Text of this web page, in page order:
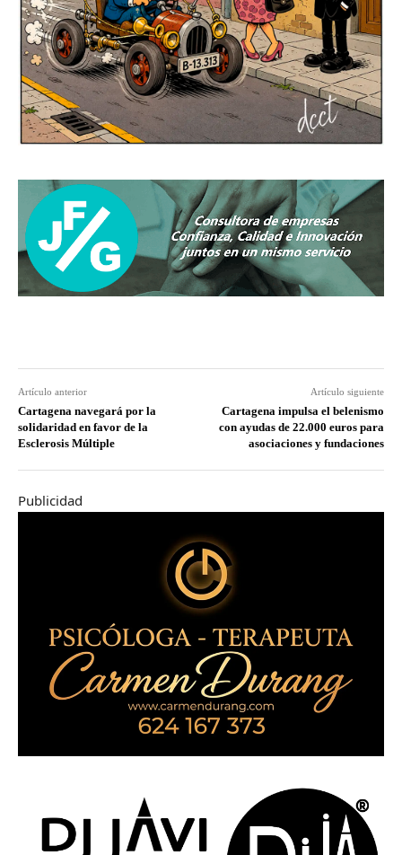
Artículo anterior
Cartagena navegará por la
solidaridad en favor de la
Esclerosis Múltiple
Artículo siguiente
Cartagena impulsa el belenismo
con ayudas de 22.000 euros para
asociaciones y fundaciones
Publicidad